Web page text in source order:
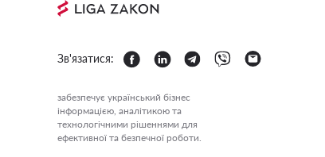
Зв'язатися:
забезпечує український бізнес
інформацією, аналітикою та
технологічними рішеннями для
ефективної та безпечної роботи.